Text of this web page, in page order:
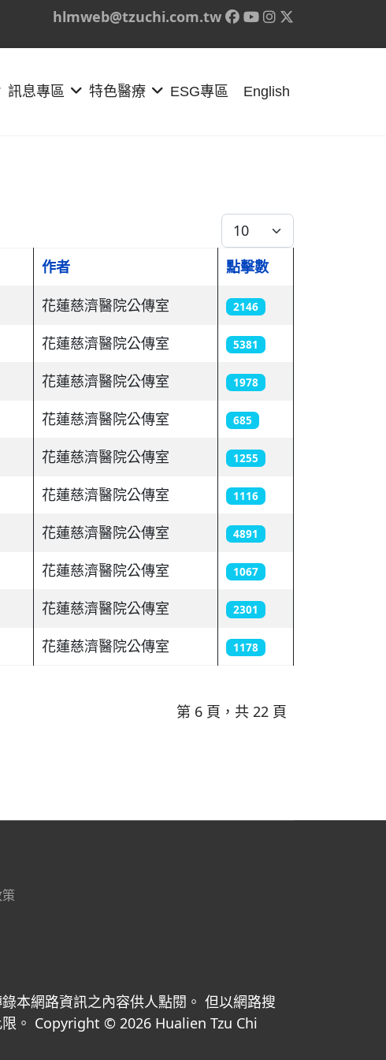
hlmweb@tzuchi.com.tw
訊息專區 特色醫療 ESG專區 English
每頁顯示條數
作者 點擊數
花蓮慈濟醫院公傳室 2146
花蓮慈濟醫院公傳室 5381
花蓮慈濟醫院公傳室 1978
花蓮慈濟醫院公傳室 685
花蓮慈濟醫院公傳室 1255
花蓮慈濟醫院公傳室 1116
花蓮慈濟醫院公傳室 4891
花蓮慈濟醫院公傳室 1067
花蓮慈濟醫院公傳室 2301
花蓮慈濟醫院公傳室 1178
第 6 頁，共 22 頁
本網路資訊之內容供人點閱。 但以網路搜
。 Copyright © 2026 Hualien Tzu Chi